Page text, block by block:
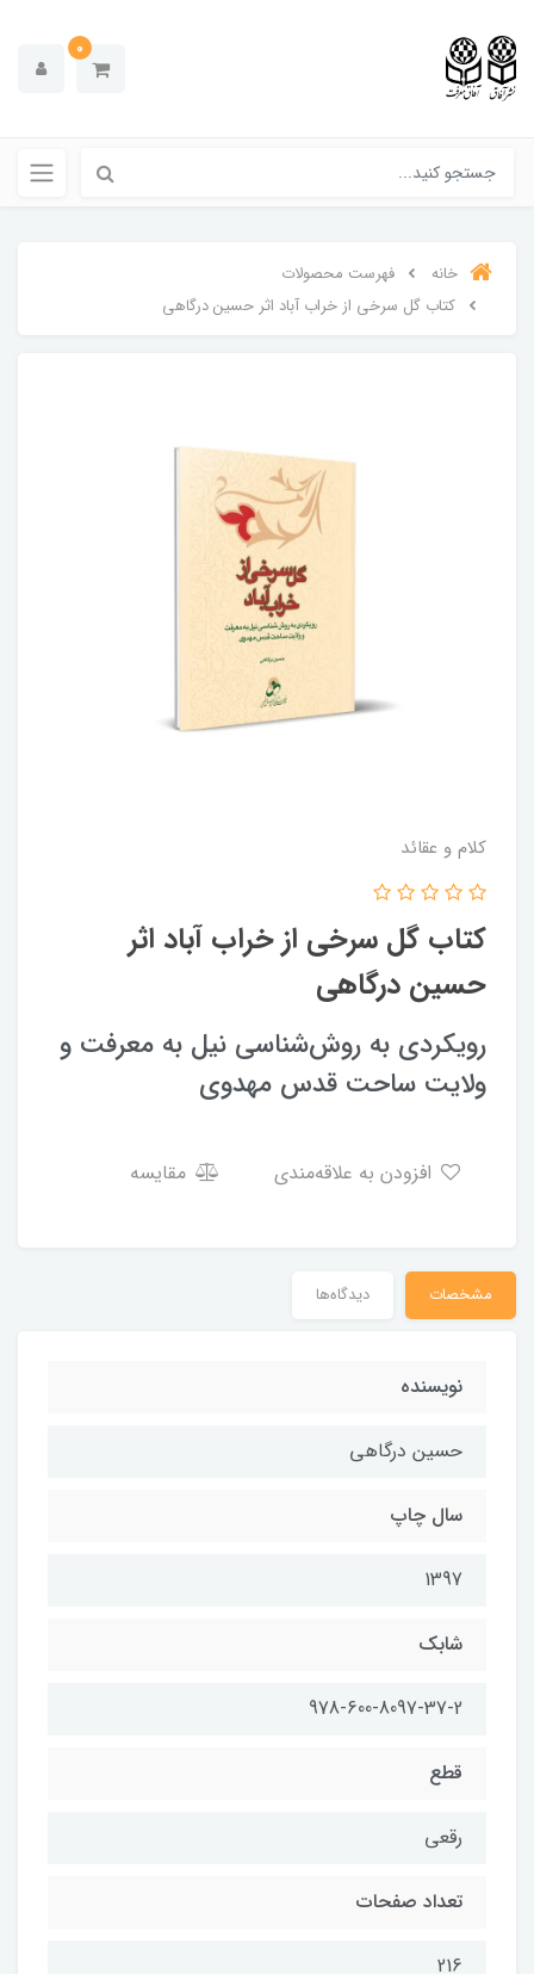
0
خانه
فهرست محصولات
کتاب گل سرخی از خراب آباد اثر حسین درگاهی
کلام و عقائد
کتاب گل سرخی از خراب آباد اثر
حسین درگاهی
رویکردی به روش‌شناسی نیل به معرفت و
ولایت ساحت قدس مهدوی
مقایسه
مشخصات دیدگاه‌ها
نویسنده
حسین درگاهی
سال چاپ
1397
شابک
978-600-8097-37-2
قطع
رقعی
تعداد صفحات
216